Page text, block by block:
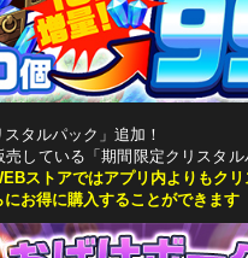
スタルパック」追加！
売している「期間限定クリスタ
ストアではアプリ内よりもク
お得に購入することができます